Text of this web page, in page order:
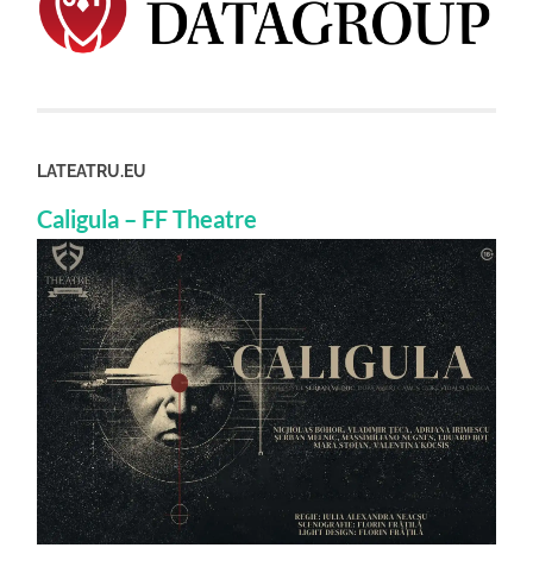
LATEATRU.EU
Caligula – FF Theatre